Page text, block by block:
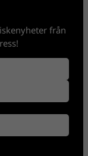
från